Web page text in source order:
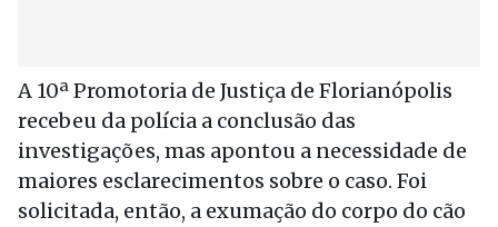
A 10ª Promotoria de Justiça de Florianópolis
recebeu da polícia a conclusão das
investigações, mas apontou a necessidade de
maiores esclarecimentos sobre o caso. Foi
solicitada, então, a exumação do corpo do cão